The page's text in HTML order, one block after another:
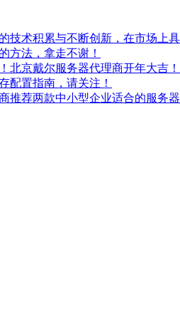
技术积累与不断创新，在市场上
方法，拿走不谢！
北京戴尔服务器代理商开年大吉！
配置指南，请关注！
推荐两款中小型企业适合的服务器